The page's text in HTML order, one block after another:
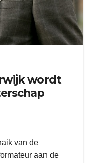
wordt
van de
aan de